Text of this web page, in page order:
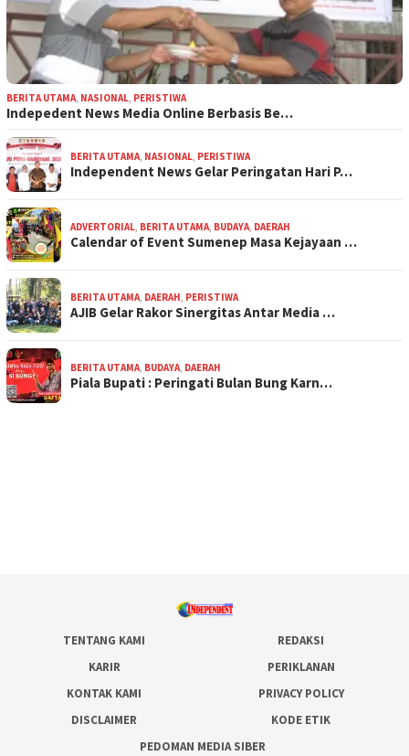
BERITA UTAMA, NASIONAL, PERISTIWA
Indepedent News Media Online Berbasis Be…
BERITA UTAMA, NASIONAL, PERISTIWA
Independent News Gelar Peringatan Hari P…
ADVERTORIAL, BERITA UTAMA, BUDAYA, DAERAH
Calendar of Event Sumenep Masa Kejayaan …
BERITA UTAMA, DAERAH, PERISTIWA
AJIB Gelar Rakor Sinergitas Antar Media …
BERITA UTAMA, BUDAYA, DAERAH
Piala Bupati : Peringati Bulan Bung Karn…
TENTANG KAMI
REDAKSI
KARIR
PERIKLANAN
KONTAK KAMI
PRIVACY POLICY
DISCLAIMER
KODE ETIK
PEDOMAN MEDIA SIBER